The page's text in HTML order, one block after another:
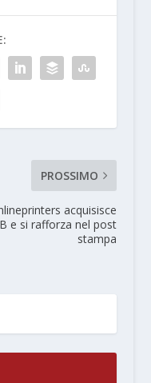
PROSSIMO
acquisisce
e si rafforza nel post
stampa